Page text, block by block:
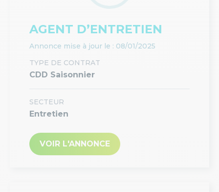
AGENT D’ENTRETIEN
Annonce mise à jour le : 08/01/2025
TYPE DE CONTRAT
CDD Saisonnier
SECTEUR
Entretien
VOIR L'ANNONCE